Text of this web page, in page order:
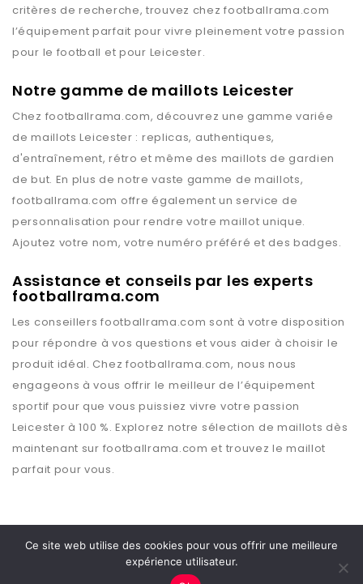
critères de recherche, trouvez chezfootballrama.com
l’équipement parfait pour vivre pleinement votre passion
pour le football et pour Leicester.
Notre gamme de maillots Leicester
Chez footballrama.com, découvrez une gamme variée
de maillotsLeicester : replicas, authentiques,
d'entraînement, rétro et même des maillots de gardien
de but. En plus de notre vaste gamme de maillots,
footballrama.com offre également un service de
personnalisation pour rendre votre maillot unique.
Ajoutez votre nom, votre numéro préféré et des badges.
Assistance et conseils par les experts
footballrama.com
Les conseillersfootballrama.com sont à votre disposition
pour répondre à vos questions et vous aider à choisir le
produit idéal. Chez footballrama.com, nous nous
engageons à vous offrir le meilleur de l’équipement
sportif pour que vous puissiez vivre votre passion
Leicester à 100 %. Explorez notre sélection de maillots dès
maintenant sur footballrama.com et trouvez le maillot
parfait pour vous.
Copyright © 2026 Footballrama
Ce site web utilise des cookies pour vous offrir une meilleure
expérience utilisateur.